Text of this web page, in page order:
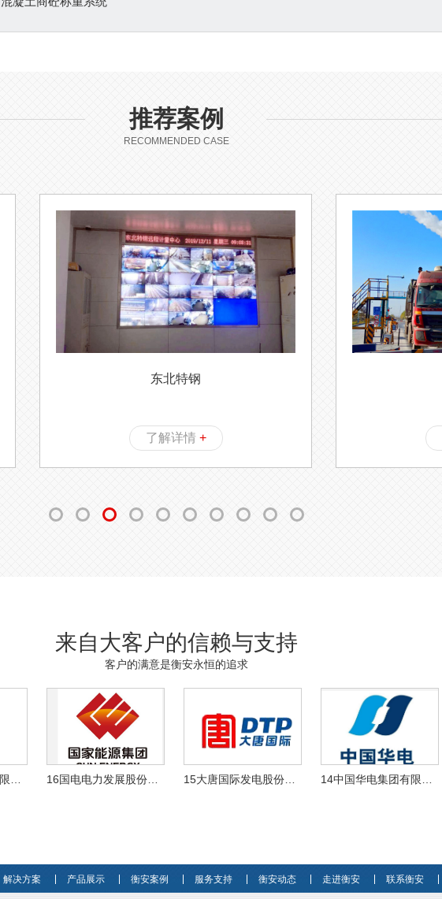
推荐案例
RECOMMENDED CASE
东北特钢
了解详情 +
来自大客户的信赖与支持
客户的满意是衡安永恒的追求
解决方案 产品展示 衡安案例 服务支持 衡安动态 走进衡安 联系衡安